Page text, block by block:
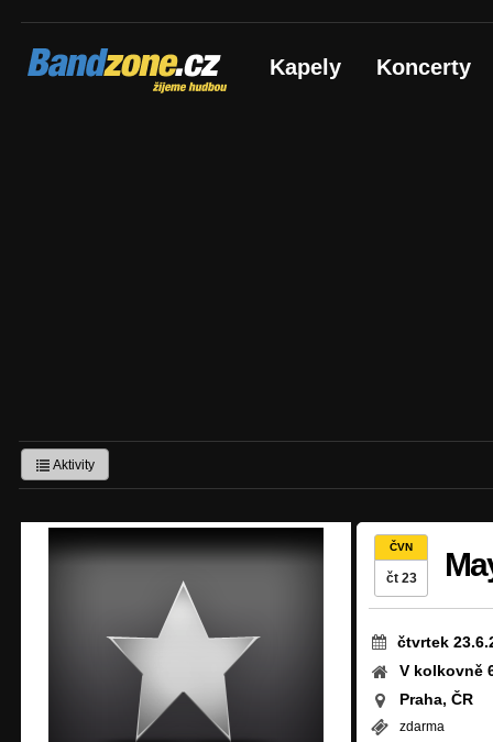
Bandzone.cz
žijeme hudbou Kapely Koncerty
Aktivity
ČVN
čt 23
čtvrtek
V kolkovně
Praha, ČR
zdarma